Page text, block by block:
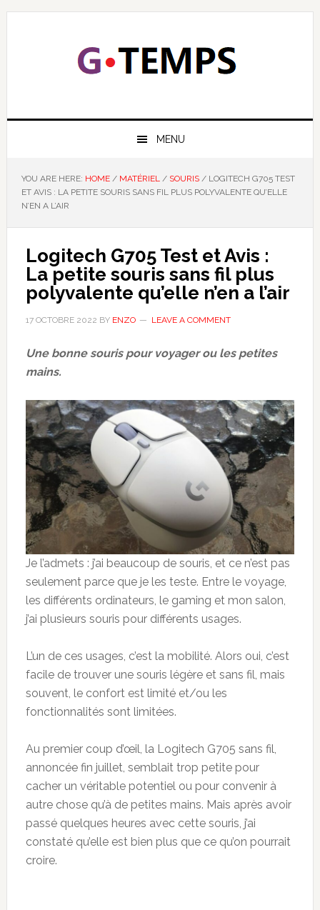
Skip
Skip
Skip
Skip
GTEMPS
MENU
YOU ARE HERE: HOME / MATÉRIEL / SOURIS /LOGITECH G705 TEST
ET AVIS : LA PETITE SOURIS SANS FIL PLUS POLYVALENTE QU’ELLE
N’EN A L’AIR
Logitech G705 Test et Avis :
La petite souris sans fil plus
polyvalente qu’elle n’en a l’air
17 OCTOBRE 2022 BY ENZO LEAVE A COMMENT
Une bonne souris pour voyager ou les petites
mains.
Je l’admets : j’ai beaucoup de souris, et ce n’est pas
seulement parce que je les teste. Entre le voyage,
les différents ordinateurs, le gaming et mon salon,
j’ai plusieurs souris pour différents usages.
L’un de ces usages, c’est la mobilité. Alors oui, c’est
facile de trouver une souris légère et sans fil, mais
souvent, le confort est limité et/ou les
fonctionnalités sont limitées.
Au premier coup d’œil, la Logitech G705 sans fil,
annoncée fin juillet, semblait trop petite pour
cacher un véritable potentiel ou pour convenir à
autre chose qu’à de petites mains. Mais après avoir
passé quelques heures avec cette souris, j’ai
constaté qu’elle est bien plus que ce qu’on pourrait
croire.